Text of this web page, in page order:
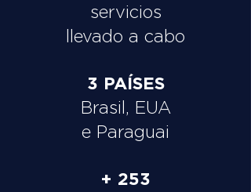
servicios
llevado a cabo
3 PAÍSES
Brasil, EUA
e Paraguai
+ 253